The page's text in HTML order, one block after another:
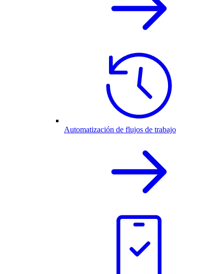
Automatización de flujos de trabajo